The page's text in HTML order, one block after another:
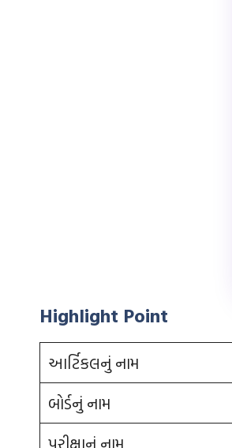
Highlight Point
આર્ટિકલનું નામ
બોર્ડનું નામ